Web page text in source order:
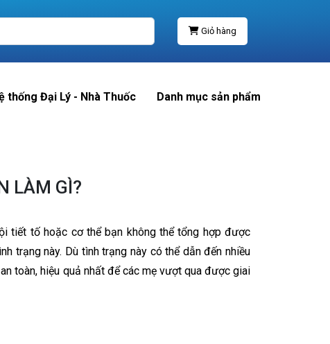
Giỏ hàng
thống Đại Lý - Nhà Thuốc Danh mục sản phẩm
LÀM GÌ?
tiết tố hoặc cơ thể bạn không thể tổng hợp được
trạng này. Dù tình trạng này có thể dẫn đến nhiều
toàn, hiệu quả nhất để các mẹ vượt qua được giai